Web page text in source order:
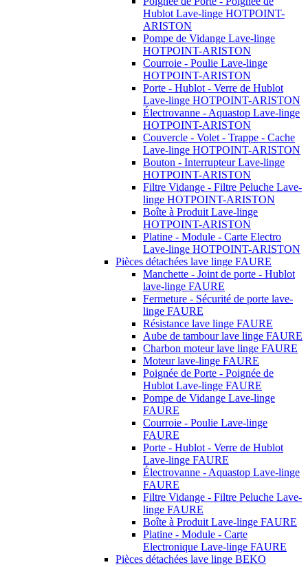
Hublot Lave-linge HOTPOINT-
ARISTON
Pompe de Vidange Lave-linge
HOTPOINT-ARISTON
Courroie - Poulie Lave-linge
HOTPOINT-ARISTON
Porte - Hublot - Verre de Hublot
Lave-linge HOTPOINT-ARISTON
Électrovanne - Aquastop Lave-linge
HOTPOINT-ARISTON
Couvercle - Volet - Trappe - Cache
Lave-linge HOTPOINT-ARISTON
Bouton - Interrupteur Lave-linge
HOTPOINT-ARISTON
Filtre Vidange - Filtre Peluche Lave-
linge HOTPOINT-ARISTON
Boîte à Produit Lave-linge
HOTPOINT-ARISTON
Platine - Module - Carte Electro
Lave-linge HOTPOINT-ARISTON
Pièces détachées lave linge FAURE
Manchette - Joint de porte - Hublot
lave-linge FAURE
Fermeture - Sécurité de porte lave-
linge FAURE
Résistance lave linge FAURE
Aube de tambour lave linge FAURE
Charbon moteur lave linge FAURE
Moteur lave-linge FAURE
Poignée de Porte - Poignée de
Hublot Lave-linge FAURE
Pompe de Vidange Lave-linge
FAURE
Courroie - Poulie Lave-linge
FAURE
Porte - Hublot - Verre de Hublot
Lave-linge FAURE
Électrovanne - Aquastop Lave-linge
FAURE
Filtre Vidange - Filtre Peluche Lave-
linge FAURE
Boîte à Produit Lave-linge FAURE
Platine - Module - Carte
Electronique Lave-linge FAURE
Pièces détachées lave linge BEKO